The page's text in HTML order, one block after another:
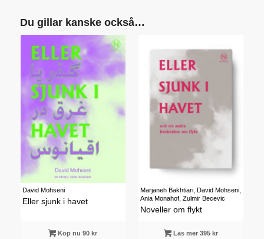
Du gillar kanske också…
David Mohseni
Eller sjunk i havet
Köp nu 90 kr
Marjaneh Bakhtiari, David Mohseni,
Ania Monahof, Zulmir Becevic
Noveller om flykt
Läs mer 395 kr